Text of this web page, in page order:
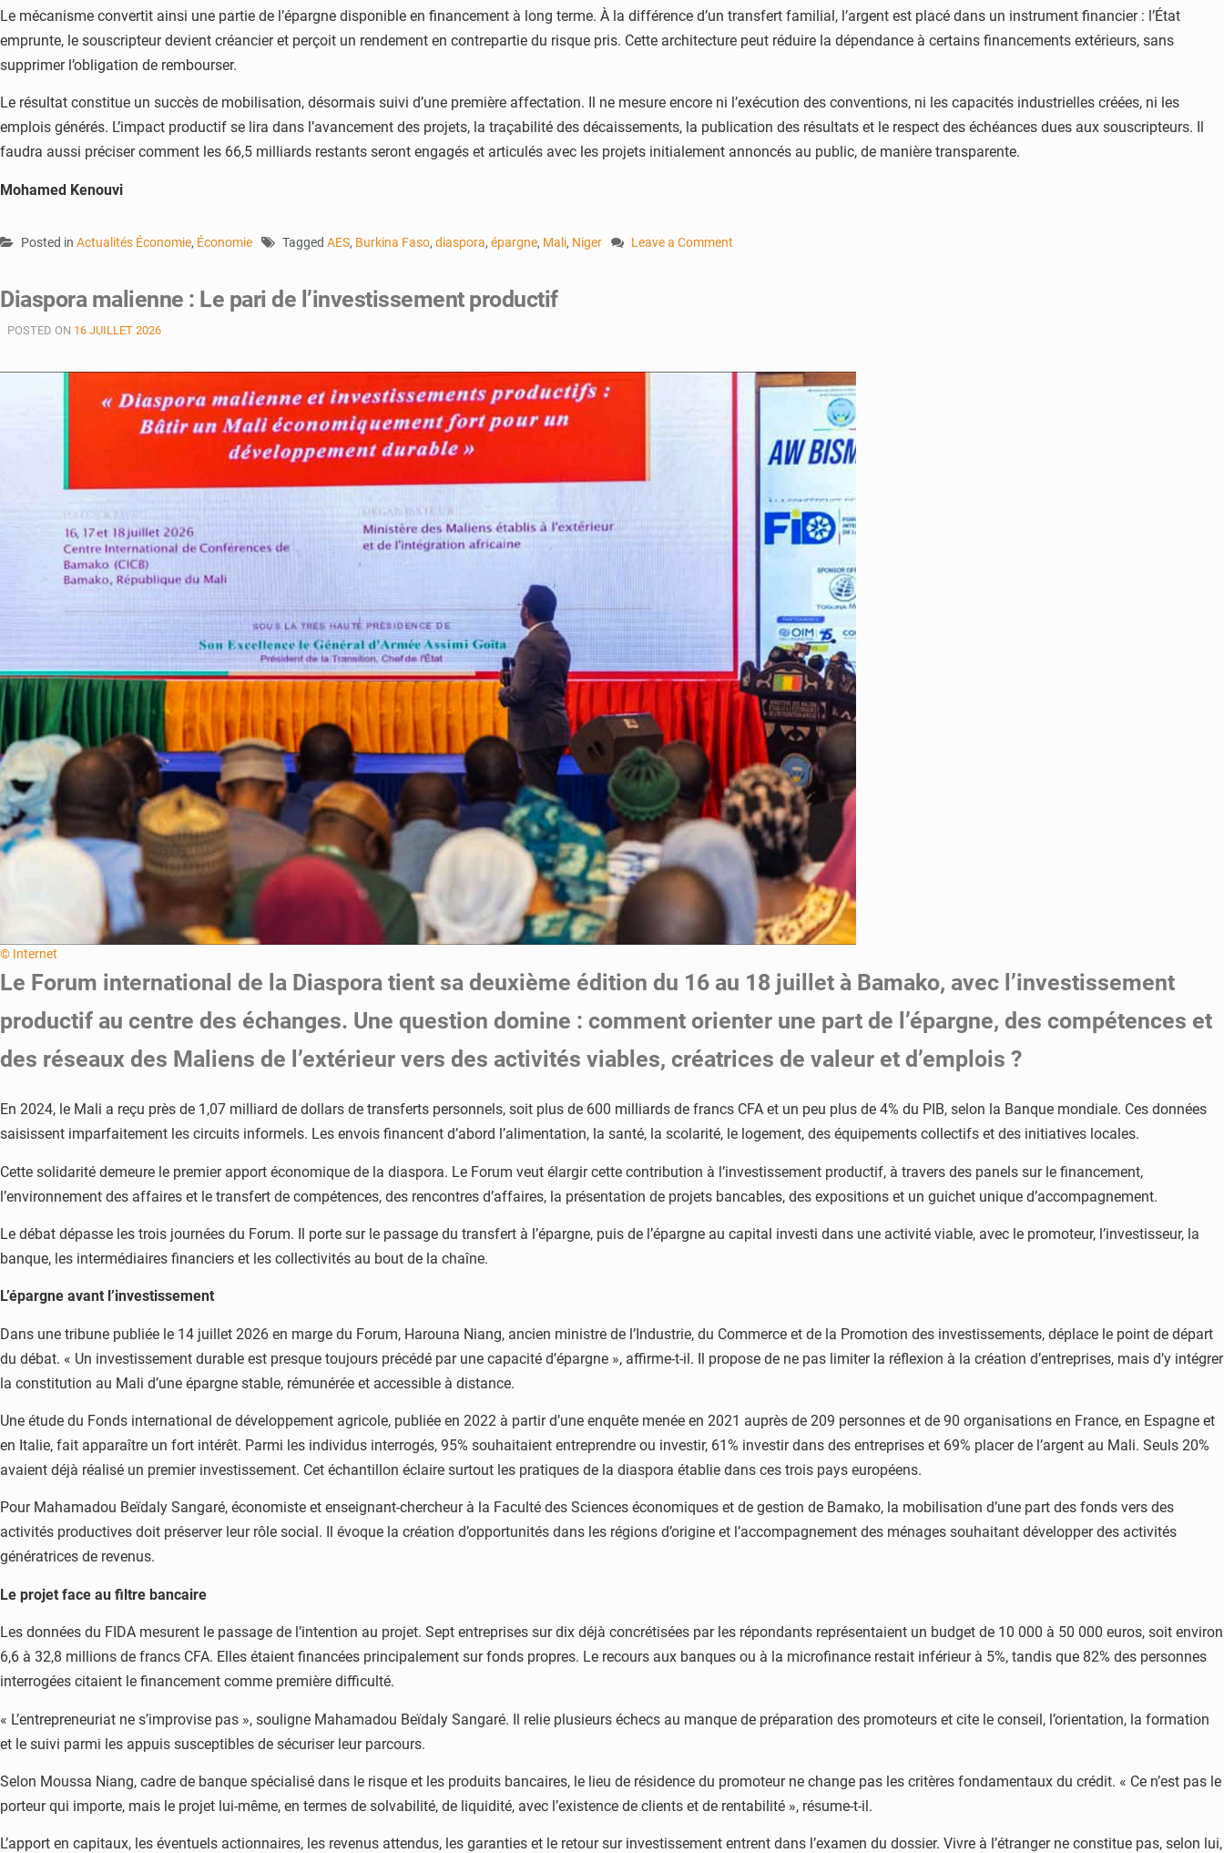
Le mécanisme convertit ainsi une partie de l’épargne disponible en financement à long terme. À la différence d’un transfert familial, l’argent est placé dans un instrument financier : l’État
emprunte, le souscripteur devient créancier et perçoit un rendement en contrepartie du risque pris. Cette architecture peut réduire la dépendance à certains financements extérieurs, sans
supprimer l’obligation de rembourser.
Le résultat constitue un succès de mobilisation, désormais suivi d’une première affectation. Il ne mesure encore ni l’exécution des conventions, ni les capacités industrielles créées, ni les
emplois générés. L’impact productif se lira dans l’avancement des projets, la traçabilité des décaissements, la publication des résultats et le respect des échéances dues aux souscripteurs. Il
faudra aussi préciser comment les 66,5 milliards restants seront engagés et articulés avec les projets initialement annoncés au public, de manière transparente.
Mohamed Kenouvi
Posted in Actualités Économie, Économie Tagged AES, Burkina Faso, diaspora, épargne, Mali, Niger
Leave a Comment
la
Diaspora malienne : Le pari de l’investissement productif
POSTED ON 16 JUILLET 2026
© Internet
Le Forum international de la Diaspora tient sa deuxième édition du 16 au 18 juillet à Bamako, avec l’investissement
productif au centre des échanges. Une question domine : comment orienter une part de l’épargne, des compétences et
des réseaux des Maliens de l’extérieur vers des activités viables, créatrices de valeur et d’emplois ?
En 2024, le Mali a reçu près de 1,07 milliard de dollars de transferts personnels, soit plus de 600 milliards de francs CFA et un peu plus de 4% du PIB, selon la Banque mondiale. Ces données
saisissent imparfaitement les circuits informels. Les envois financent d’abord l’alimentation, la santé, la scolarité, le logement, des équipements collectifs et des initiatives locales.
Cette solidarité demeure le premier apport économique de la diaspora. Le Forum veut élargir cette contribution à l’investissement productif, à travers des panels sur le financement,
l’environnement des affaires et le transfert de compétences, des rencontres d’affaires, la présentation de projets bancables, des expositions et un guichet unique d’accompagnement.
Le débat dépasse les trois journées du Forum. Il porte sur le passage du transfert à l’épargne, puis de l’épargne au capital investi dans une activité viable, avec le promoteur, l’investisseur, la
banque, les intermédiaires financiers et les collectivités au bout de la chaîne.
L’épargne avant l’investissement
Dans une tribune publiée le 14 juillet 2026 en marge du Forum, Harouna Niang, ancien ministre de l’Industrie, du Commerce et de la Promotion des investissements, déplace le point de départ
du débat. « Un investissement durable est presque toujours précédé par une capacité d’épargne », affirme-t-il. Il propose de ne pas limiter la réflexion à la création d’entreprises, mais d’y intégrer
la constitution au Mali d’une épargne stable, rémunérée et accessible à distance.
Une étude du Fonds international de développement agricole, publiée en 2022 à partir d’une enquête menée en 2021 auprès de 209 personnes et de 90 organisations en France, en Espagne et
en Italie, fait apparaître un fort intérêt. Parmi les individus interrogés, 95% souhaitaient entreprendre ou investir, 61% investir dans des entreprises et 69% placer de l’argent au Mali. Seuls 20%
avaient déjà réalisé un premier investissement. Cet échantillon éclaire surtout les pratiques de la diaspora établie dans ces trois pays européens.
Pour Mahamadou Beïdaly Sangaré, économiste et enseignant-chercheur à la Faculté des Sciences économiques et de gestion de Bamako, la mobilisation d’une part des fonds vers des
activités productives doit préserver leur rôle social. Il évoque la création d’opportunités dans les régions d’origine et l’accompagnement des ménages souhaitant développer des activités
génératrices de revenus.
Le projet face au filtre bancaire
Les données du FIDA mesurent le passage de l’intention au projet. Sept entreprises sur dix déjà concrétisées par les répondants représentaient un budget de 10 000 à 50 000 euros, soit environ
6,6 à 32,8 millions de francs CFA. Elles étaient financées principalement sur fonds propres. Le recours aux banques ou à la microfinance restait inférieur à 5%, tandis que 82% des personnes
interrogées citaient le financement comme première difficulté.
« L’entrepreneuriat ne s’improvise pas », souligne Mahamadou Beïdaly Sangaré. Il relie plusieurs échecs au manque de préparation des promoteurs et cite le conseil, l’orientation, la formation
et le suivi parmi les appuis susceptibles de sécuriser leur parcours.
Selon Moussa Niang, cadre de banque spécialisé dans le risque et les produits bancaires, le lieu de résidence du promoteur ne change pas les critères fondamentaux du crédit. « Ce n’est pas le
porteur qui importe, mais le projet lui-même, en termes de solvabilité, de liquidité, avec l’existence de clients et de rentabilité », résume-t-il.
L’apport en capitaux, les éventuels actionnaires, les revenus attendus, les garanties et le retour sur investissement entrent dans l’examen du dossier. Vivre à l’étranger ne constitue pas, selon lui,